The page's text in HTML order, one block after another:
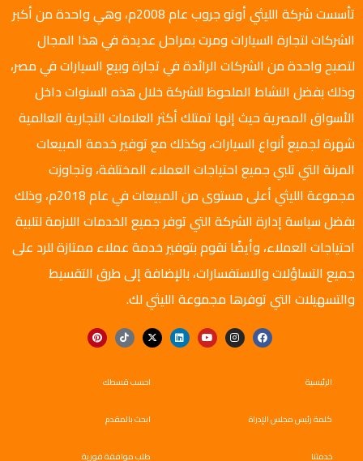
تأسست شركة الليثي أوتو جروب عام 2008م، وهي واحدة من أكبر
الشركات لتجارة السيارات ومرت بمراحل عديدة في هذا المجال
لتصبح واحدة من الشركات الرائدة في تجارة وبيع السيارات في مصر،
وذلك بفضل النشاط الملحوظ للشركة خلال هذه السنوات داخل
الأسواق المصرية حيث إنها تمتلك أكثر العلامات التجارية العالمية
شهرة لجميع أنواع السيارات، وكذلك مع توفير خدمة المبيعات
المرنة التي تلبي جميع احتياجات العملاء المختلفة، وتجاوزت
مجموعة الليثي أعلى مستوى من المبيعات في عام 2018م، وذلك
بفضل سياسة إدارة الشركة التي توفر جميع الخدمات اللازمة لتلبية
احتياجات العملاء، وأيضًا نقوم بتوفير خدمة عملاء ممتازة للرد على
جميع التساؤلات والاستفسارات، بالإضافة إلى طرق التقسيط
والتسهيلات التي توفرها مجموعة الليثي لك.
الرئيسية
كلمة رئيس مجلس الإدراة
خدمتنا
احسب قسطك
ابحث بالمقدم
طلب موافقة فورية